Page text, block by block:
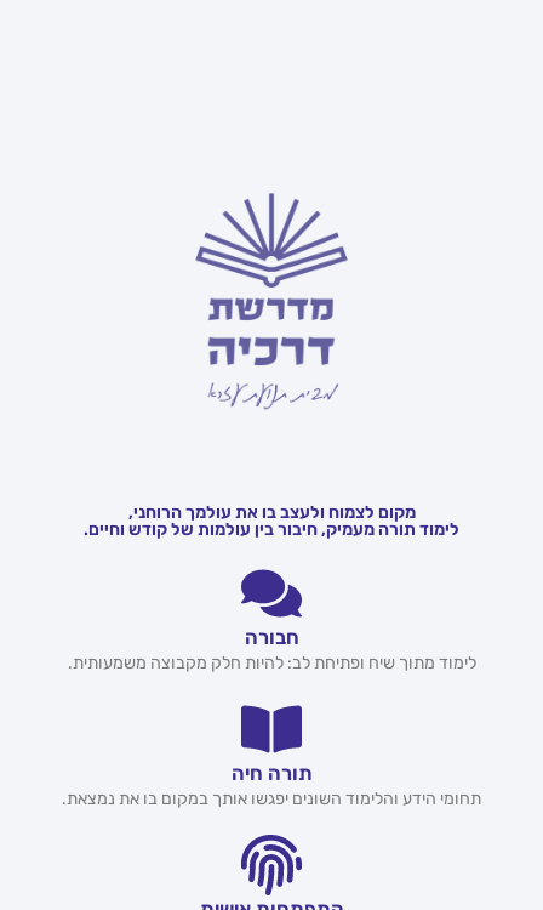
מקום לצמוח ולעצב בו את עולמך הרוחני,
לימוד תורה מעמיק, חיבור בין עולמות של קודש וחיים.
חבורה
לימוד מתוך שיח ופתיחת לב: להיות חלק מקבוצה משמעותית.
תורה חיה
תחומי הידע והלימוד השונים יפגשו אותך במקום בו את נמצאת.